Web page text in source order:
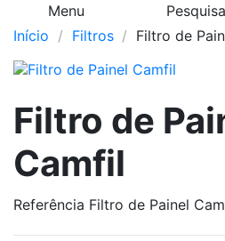
Menu
Início
Filtros Filtro de
Filtro de
Camfil
Referência Filtro de Painel